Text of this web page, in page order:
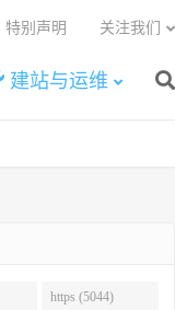
建站与运维
特别声明 关注我们
https (5044)